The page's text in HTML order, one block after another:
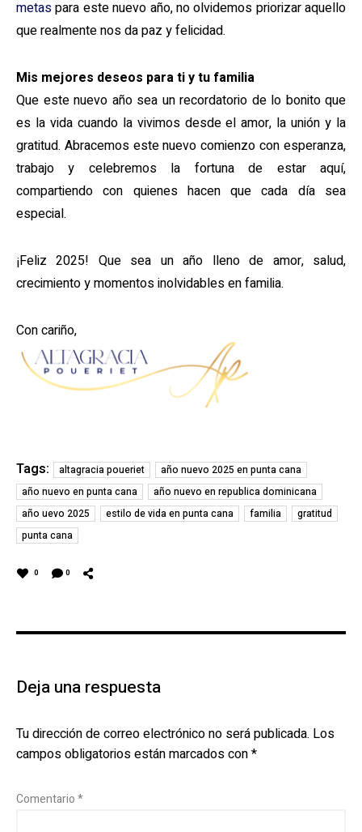
metaspara este nuevo año, no olvidemos priorizar aquello
que realmente nos da paz y felicidad.
Mis mejores deseos para ti y tu familia
Que este nuevo año sea un recordatorio de lo bonito que
es la vida cuando la vivimos desde el amor, la unión y la
gratitud. Abracemos este nuevo comienzo con esperanza,
trabajo y celebremos la fortuna de estar aquí,
compartiendo con quienes hacen que cada día sea
especial.
¡Feliz 2025! Que sea un año lleno de amor, salud,
crecimiento y momentos inolvidables en familia.
Con cariño,
Tags: altagracia poueriet
año nuevo 2025 en punta cana
año nuevo en punta cana
año nuevo en republica dominicana
año uevo 2025
estilo de vida en punta cana familia
gratitud
punta cana
0 0
Deja una respuesta
Tu dirección de correo electrónico no será publicada. Los
campos obligatorios están marcados con*
Comentario*